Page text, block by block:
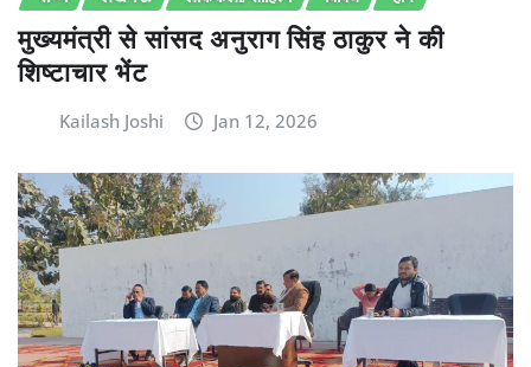
मुख्यमंत्री से सांसद अनुराग सिंह ठाकुर ने की
शिष्टाचार भेंट
Kailash Joshi Jan 12, 2026